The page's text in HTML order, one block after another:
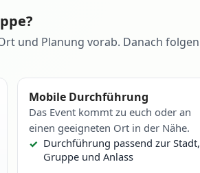
und Planung vorab. Danach folgen
Mobile Durchführung
Das Event kommt zu euch oder an
einen geeigneten Ort in der Nähe.
Durchführung passend zur Stadt,
Gruppe und Anlass